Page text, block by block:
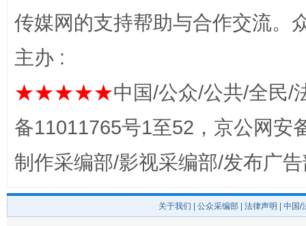
传媒网的支持帮助与合作交流。
主办 :
★★★★★中国/公众/公共/全民/
备11011765号1至52，京公网安
制作采编部/影视采编部/发布广
关于我们 公众采编部 法律声明 | 中国